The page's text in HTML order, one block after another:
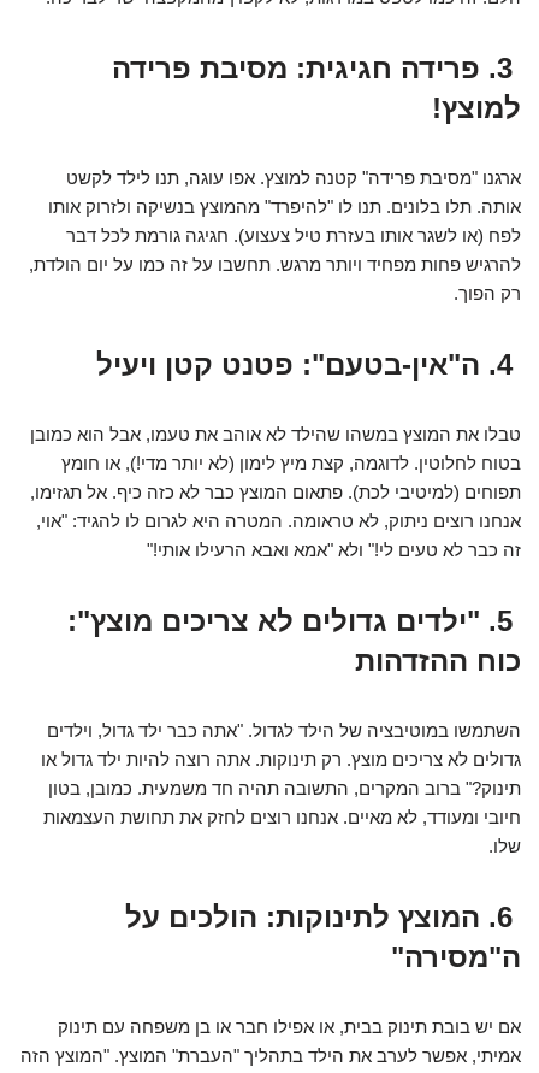
3. פרידה חגיגית: מסיבת פרידה
למוצץ!
ארגנו "מסיבת פרידה" קטנה למוצץ. אפו עוגה, תנו לילד לקשט
אותה. תלו בלונים. תנו לו "להיפרד" מהמוצץ בנשיקה ולזרוק אותו
לפח (או לשגר אותו בעזרת טיל צעצוע). חגיגה גורמת לכל דבר
להרגיש פחות מפחיד ויותר מרגש. תחשבו על זה כמו על יום הולדת,
רק הפוך.
4. ה"אין-בטעם": פטנט קטן ויעיל
טבלו את המוצץ במשהו שהילד לא אוהב את טעמו, אבל הוא כמובן
בטוח לחלוטין. לדוגמה, קצת מיץ לימון (לא יותר מדי!), או חומץ
תפוחים (למיטיבי לכת). פתאום המוצץ כבר לא כזה כיף. אל תגזימו,
אנחנו רוצים ניתוק, לא טראומה. המטרה היא לגרום לו להגיד: "אוי,
זה כבר לא טעים לי!" ולא "אמא ואבא הרעילו אותי!"
5. "ילדים גדולים לא צריכים מוצץ":
כוח ההזדהות
השתמשו במוטיבציה של הילד לגדול. "אתה כבר ילד גדול, וילדים
גדולים לא צריכים מוצץ. רק תינוקות. אתה רוצה להיות ילד גדול או
תינוק?" ברוב המקרים, התשובה תהיה חד משמעית. כמובן, בטון
חיובי ומעודד, לא מאיים. אנחנו רוצים לחזק את תחושת העצמאות
שלו.
6. המוצץ לתינוקות: הולכים על
ה"מסירה"
אם יש בובת תינוק בבית, או אפילו חבר או בן משפחה עם תינוק
אמיתי, אפשר לערב את הילד בתהליך "העברת" המוצץ. "המוצץ הזה